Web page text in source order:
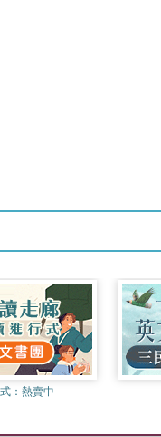
： 熱賣中